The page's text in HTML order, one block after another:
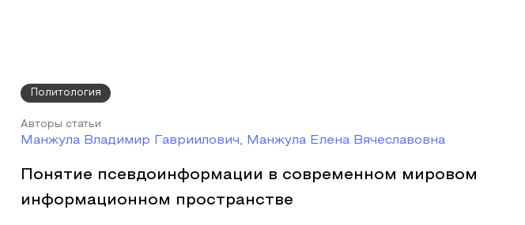
Политология
Авторы статьи
Манжула Владимир Гавриилович, Манжула Елена Вячеславовна
Понятие псевдоинформации в современном мировом
информационном пространстве